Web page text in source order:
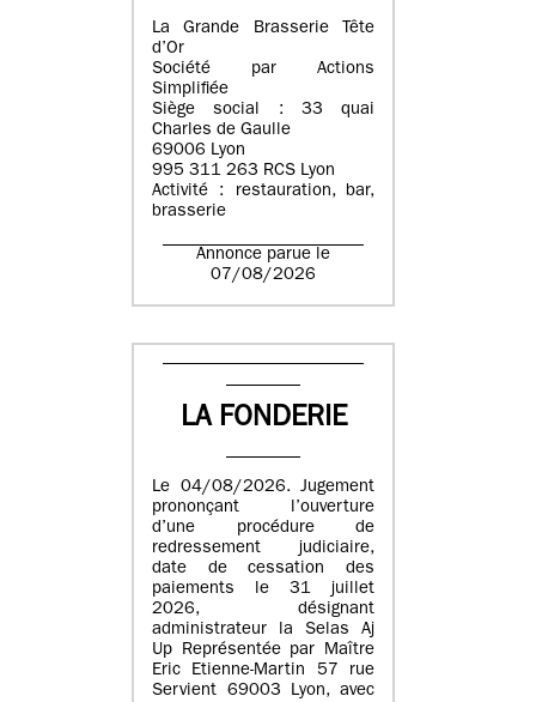
La Grande Brasserie Tête
d’Or
Société par Actions
Simplifiée
Siège social : 33 quai
Charles de Gaulle
69006 Lyon
995 311 263 RCS Lyon
Activité : restauration, bar,
brasserie
Annonce parue le
07/08/2026
LA FONDERIE
Le 04/08/2026. Jugement
prononçant l’ouverture
d’une procédure de
redressement judiciaire,
date de cessation des
paiements le 31 juillet
2026, désignant
administrateur la Selas Aj
Up Représentée par Maître
Eric Etienne-Martin 57 rue
Servient 69003 Lyon, avec